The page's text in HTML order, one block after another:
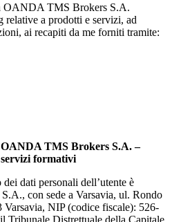
OANDA TMS Brokers S.A.
a prodotti e servizi, ad
ai recapiti da me forniti tramite:
TMS Brokers S.A. –
formativi
dati personali dell’utente è
con sede a Varsavia, ul. Rondo
Varsavia, NIP (codice fiscale): 526-
Tribunale Distrettuale della Capitale